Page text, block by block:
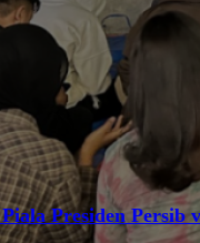
Presiden Persib